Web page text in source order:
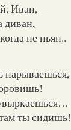
Иван,
не пьян..
нарываешься,
ты сидишь!